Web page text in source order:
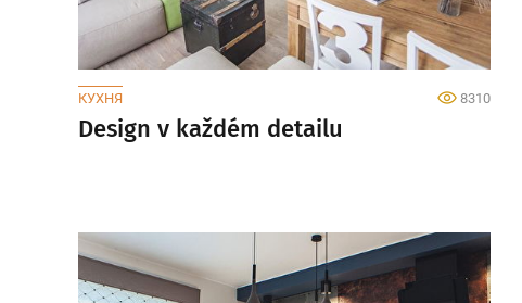
КУХНЯ 8310
Design v každém detailu